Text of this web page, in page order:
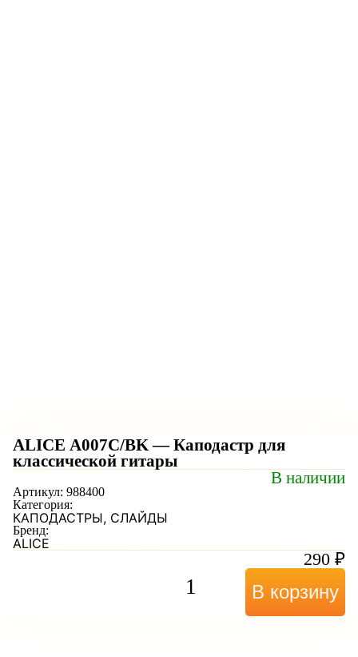
ALICE A007C/BK — Каподастр для
классической гитары
290 ₽
В наличии
В корзину
Артикул: 988400
Категория:
КАПОДАСТРЫ, СЛАЙДЫ
Бренд:
ALICE